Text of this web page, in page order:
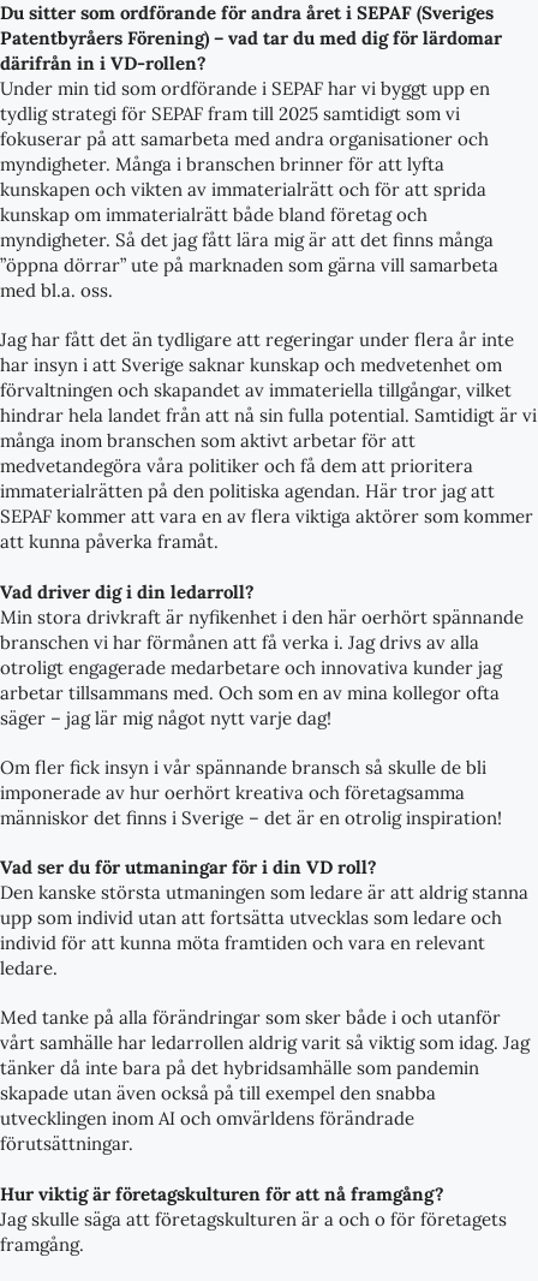
Du sitter som ordförande för andra året i SEPAF (Sveriges
Patentbyråers Förening) – vad tar du med dig för lärdomar
därifrån in i VD-rollen?
Under min tid som ordförande i SEPAF har vi byggt upp en
tydlig strategi för SEPAF fram till 2025 samtidigt som vi
fokuserar på att samarbeta med andra organisationer och
myndigheter. Många i branschen brinner för att lyfta
kunskapen och vikten av immaterialrätt och för att sprida
kunskap om immaterialrätt både bland företag och
myndigheter. Så det jag fått lära mig är att det finns många
”öppna dörrar” ute på marknaden som gärna vill samarbeta
med bl.a. oss.
Jag har fått det än tydligare att regeringar under flera år inte
har insyn i att Sverige saknar kunskap och medvetenhet om
förvaltningen och skapandet av immateriella tillgångar, vilket
hindrar hela landet från att nå sin fulla potential. Samtidigt är vi
många inom branschen som aktivt arbetar för att
medvetandegöra våra politiker och få dem att prioritera
immaterialrätten på den politiska agendan. Här tror jag att
SEPAF kommer att vara en av flera viktiga aktörer som kommer
att kunna påverka framåt.
Vad driver dig i din ledarroll?
Min stora drivkraft är nyfikenhet i den här oerhört spännande
branschen vi har förmånen att få verka i. Jag drivs av alla
otroligt engagerade medarbetare och innovativa kunder jag
arbetar tillsammans med. Och som en av mina kollegor ofta
säger – jag lär mig något nytt varje dag!
Om fler fick insyn i vår spännande bransch så skulle de bli
imponerade av hur oerhört kreativa och företagsamma
människor det finns i Sverige – det är en otrolig inspiration!
Vad ser du för utmaningar för i din VD roll?
Den kanske största utmaningen som ledare är att aldrig stanna
upp som individ utan att fortsätta utvecklas som ledare och
individ för att kunna möta framtiden och vara en relevant
ledare.
Med tanke på alla förändringar som sker både i och utanför
vårt samhälle har ledarrollen aldrig varit så viktig som idag. Jag
tänker då inte bara på det hybridsamhälle som pandemin
skapade utan även också på till exempel den snabba
utvecklingen inom AI och omvärldens förändrade
förutsättningar.
Hur viktig är företagskulturen för att nå framgång?
Jag skulle säga att företagskulturen är a och o för företagets
framgång.